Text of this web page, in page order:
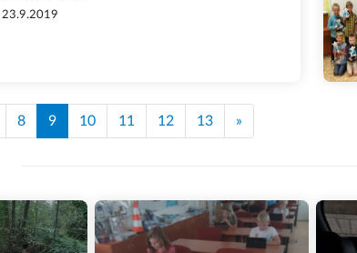
23.9.2019
8 9 10 11 12 13 »